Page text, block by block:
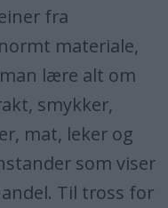
fra
materiale,
lære alt om
smykker,
mat, leker og
som viser
Til tross for